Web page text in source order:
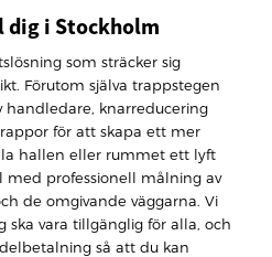
i Stockholm
som sträcker sig
Förutom själva trappstegen
handledare, knarreducering
för att skapa ett mer
hallen eller rummet ett lyft
med professionell målning av
de omgivande väggarna. Vi
vara tillgänglig för alla, och
så att du kan